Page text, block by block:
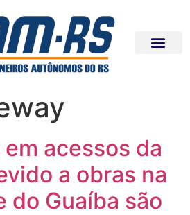
acessos da
a obras na
do Guaíba são